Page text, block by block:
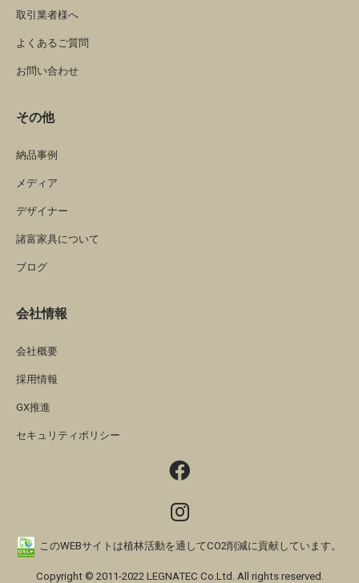
取引業者様へ
よくあるご質問
お問い合わせ
その他
納品事例
メディア
デザイナー
諸富家具について
ブログ
会社情報
会社概要
採用情報
GX推進
セキュリティポリシー
このWEBサイトは植林活動を通してCO2削減に貢献しています。
Copyright © 2011-2022 LEGNATEC Co.Ltd. All rights reserved.